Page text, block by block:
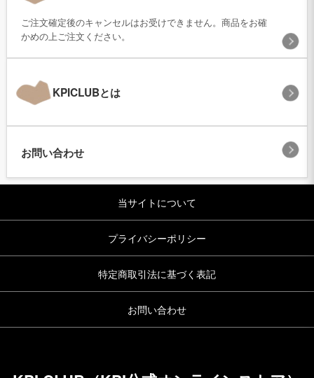
ご注文確定後のキャンセルはお受けできません。商品をお確
かめの上ご注文ください。
KPICLUBとは
お問い合わせ
当サイトについて
プライバシーポリシー
特定商取引法に基づく表記
お問い合わせ